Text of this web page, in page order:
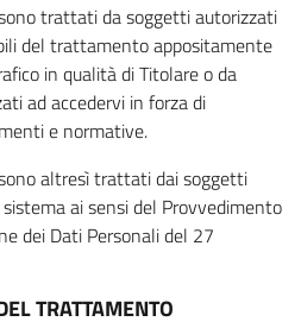
trattati da soggetti autorizzati
del trattamento appositamente
in qualità di Titolare o da
ad accedervi in forza di
e normative.
altresì trattati dai soggetti
ai sensi del Provvedimento
dei Dati Personali del 27
TRATTAMENTO